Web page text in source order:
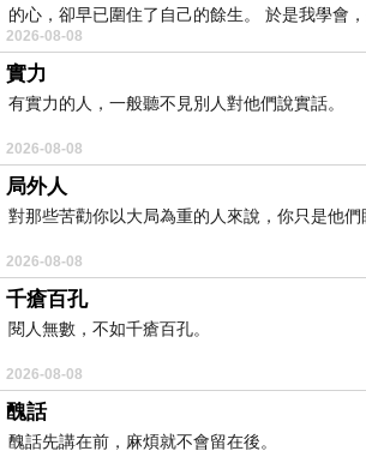
的心，卻早已圍住了自己的餘生。 於是我學會
2026-08-08
實力
有實力的人，一般聽不見別人對他們說實話。
2026-08-08
局外人
對那些苦勸你以大局為重的人來說，你只是他們
2026-08-08
千瘡百孔
閱人無數，不如千瘡百孔。
2026-08-08
醜話
醜話先講在前，麻煩就不會留在後。